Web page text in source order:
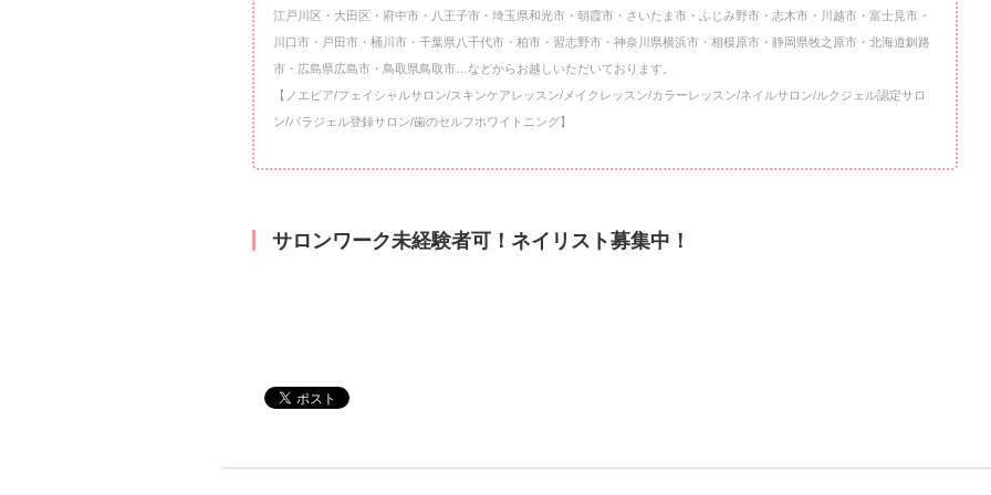
江戸川区・大田区・府中市・八王子市・埼玉県和光市・朝霞市・さいたま市・ふじみ野市・志木市・川越市・富士見市・
川口市・戸田市・桶川市・千葉県八千代市・柏市・習志野市・神奈川県横浜市・相模原市・静岡県牧之原市・北海道釧路
市・広島県広島市・鳥取県鳥取市…などからお越しいただいております。
【ノエビア/フェイシャルサロン/スキンケアレッスン/メイクレッスン/カラーレッスン/ネイルサロン/ルクジェル認定サロ
ン/パラジェル登録サロン/歯のセルフホワイトニング】
サロンワーク未経験者可！ネイリスト募集中！